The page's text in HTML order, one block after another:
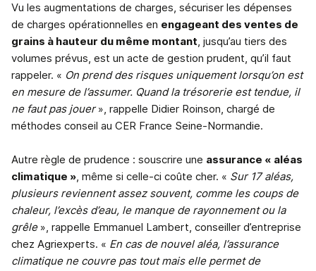
Vu les augmentations de charges, sécuriser les dépenses
de charges opérationnelles en engageant des ventes de
grains à hauteur du même montant, jusqu’au tiers des
volumes prévus, est un acte de gestion prudent, qu’il faut
rappeler. « On prend des risques uniquement lorsqu’on est
en mesure de l’assumer. Quand la trésorerie est tendue, il
ne faut pas jouer», rappelle Didier Roinson, chargé de
méthodes conseil au CER France Seine-Normandie.
Autre règle de prudence : souscrire une assurance « aléas
climatique », même si celle-ci coûte cher. « Sur 17 aléas,
plusieurs reviennent assez souvent, comme les coups de
chaleur, l’excès d’eau, le manque de rayonnement ou la
grêle», rappelle Emmanuel Lambert, conseiller d’entreprise
chez Agriexperts. « En cas de nouvel aléa, l’assurance
climatique ne couvre pas tout mais elle permet de